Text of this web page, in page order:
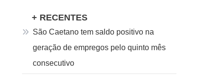
+ RECENTES
São Caetano tem saldo positivo na
geração de empregos pelo quinto mês
consecutivo